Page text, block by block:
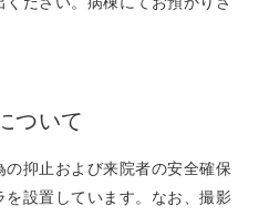
ついて
抑止および来院者の安全確保
設置しています。なお、撮影